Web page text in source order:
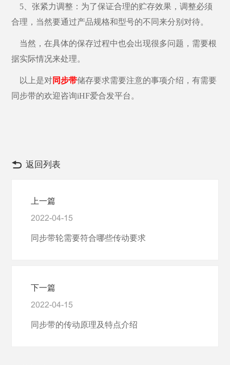
5、张紧力调整：为了保证合理的贮存效果，调整必须
合理，当然要通过产品规格和型号的不同来分别对待。
当然，在具体的保存过程中也会出现很多问题，需要根
据实际情况来处理。
以上是对同步带储存要求需要注意的事项介绍，有需要
同步带的欢迎咨询iHF爱合发平台。
返回列表
上一篇
2022-04-15
同步带轮需要符合哪些传动要求
下一篇
2022-04-15
同步带的传动原理及特点介绍